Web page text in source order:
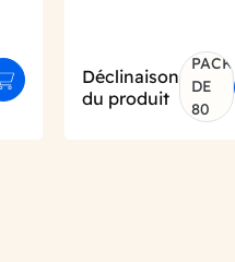
Ajouter au panierDéclinaison
du produit
PACK
DE
80